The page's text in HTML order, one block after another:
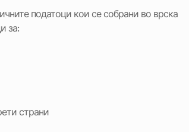
податоци кои се собрани во врска
за:
страни